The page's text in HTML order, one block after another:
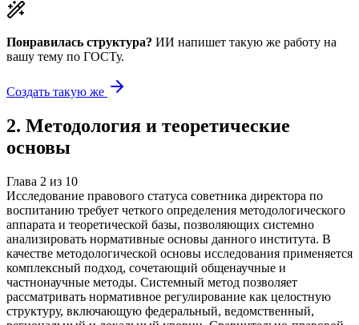
Понравилась структура? ИИ напишет такую же работу на
вашу тему по ГОСТу.
Создать такую же
2. Методология и теоретические
основы
Глава 2 из 10
Исследование правового статуса советника директора по
воспитанию требует четкого определения методологического
аппарата и теоретической базы, позволяющих системно
анализировать нормативные основы данного института. В
качестве методологической основы исследования применяется
комплексный подход, сочетающий общенаучные и
частнонаучные методы. Системный метод позволяет
рассматривать нормативное регулирование как целостную
структуру, включающую федеральный, ведомственный,